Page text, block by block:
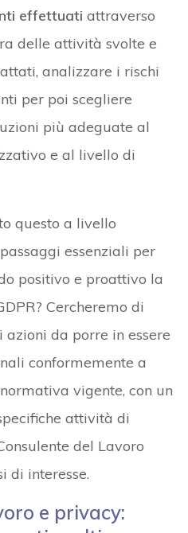
effettuati attraverso
delle attività svolte e
analizzare i rischi
per poi scegliere
più adeguate al
e al livello di
questo a livello
essenziali per
positivo e proattivo la
Cercheremo di
da porre in essere
conformemente a
vigente, con un
attività di
del Lavoro
di interesse.
e privacy: